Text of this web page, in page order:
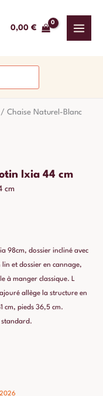
0,00 €
/ Chaise Naturel-Blanc
Ixia 44 cm
98cm, dossier incliné avec
et dossier en cannage,
à manger classique. L
allège la structure en
cm, pieds 36,5 cm.
standard.